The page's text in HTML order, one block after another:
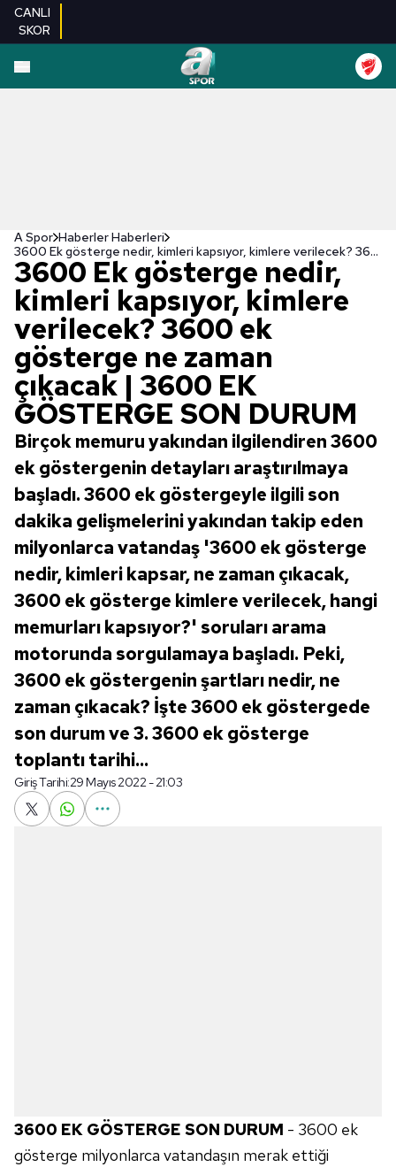
CANLI
SKOR
A Spor Haberler Haberleri
3600 Ek gösterge nedir, kimleri kapsıyor, kimlere verilecek? 3600 ek gösterge ne zaman çıkacak | 3600 EK GÖSTERGE SON DURUM
3600 Ek gösterge nedir,
kimleri kapsıyor, kimlere
verilecek? 3600 ek
gösterge ne zaman
çıkacak | 3600 EK
GÖSTERGE SON DURUM
Birçok memuru yakından ilgilendiren 3600
ek göstergenin detayları araştırılmaya
başladı. 3600 ek göstergeyle ilgili son
dakika gelişmelerini yakından takip eden
milyonlarca vatandaş '3600 ek gösterge
nedir, kimleri kapsar, ne zaman çıkacak,
3600 ek gösterge kimlere verilecek, hangi
memurları kapsıyor?' soruları arama
motorunda sorgulamaya başladı. Peki,
3600 ek göstergenin şartları nedir, ne
zaman çıkacak? İşte 3600 ek göstergede
son durum ve 3. 3600 ek gösterge
toplantı tarihi...
Giriş Tarihi:29 Mayıs 2022 - 21:03
3600 EK GÖSTERGE SON DURUM - 3600 ek
gösterge milyonlarca vatandaşın merak ettiği